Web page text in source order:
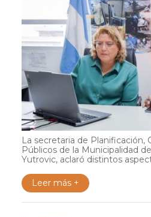
La secretaria de Planificación,
Públicos de la Municipalidad
Yutrovic, aclaró distintos
Leer más +